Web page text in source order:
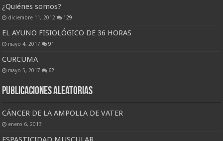
¿Quiénes somos?
diciembre 11, 2012 129
EL AYUNO FISIOLÓGICO DE 36 HORAS
mayo 4, 2017 91
CURCUMA
mayo 5, 2017 62
Publicaciones Aleatorias
CÁNCER DE LA AMPOLLA DE VATER
enero 6, 2013